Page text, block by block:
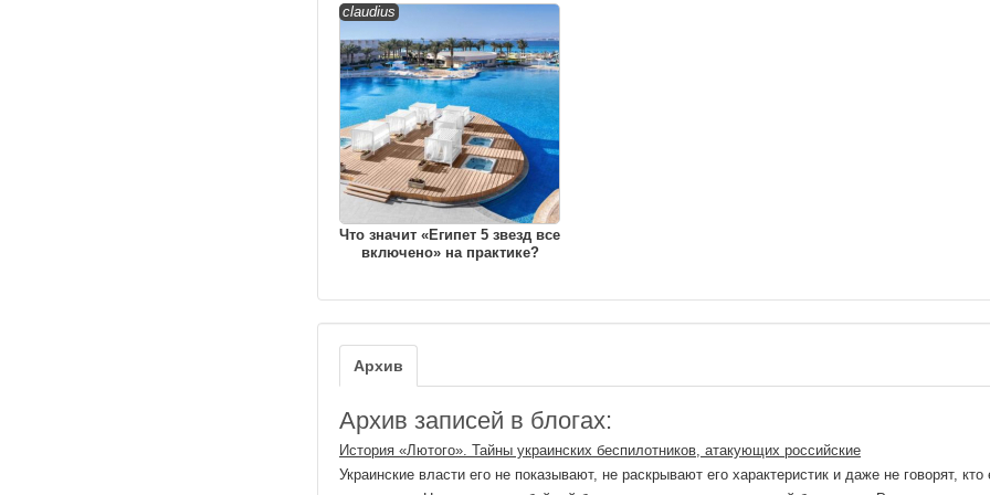
claudius
Что значит «Египет 5 звезд все
включено» на практике?
Архив
Архив записей в блогах:
История «Лютого». Тайны украинских беспилотников, атакующих российские
Украинские власти его не показывают, не раскрывают его характеристик и даже не говорят, кто